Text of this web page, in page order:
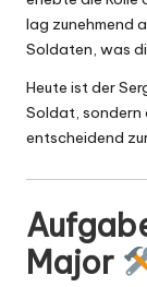
lag zunehmend
Soldaten, was
Heute ist der
Soldat, sondern
entscheidend
Major